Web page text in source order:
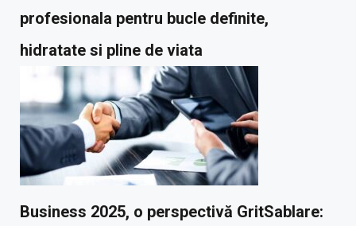
profesionala pentru bucle definite,
hidratate si pline de viata
Business 2025, o perspectivă GritSablare: